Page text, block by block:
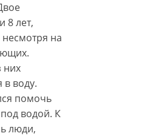
8 лет,
на
них
в воду.
помочь
под водой. К
люди,